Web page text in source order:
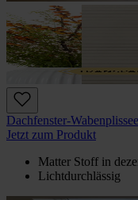
Dachfenster-
Jetzt zum Produkt
Matter Stoff in
Lichtdurchlässig